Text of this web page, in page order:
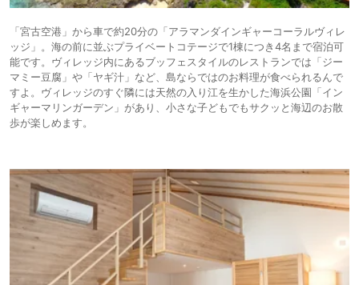
「宮古空港」から車で約20分の「アラマンダインギャーコーラルヴィレ
ッジ」。海の前に並ぶプライベートコテージで1棟につき4名まで宿泊可
能です。ヴィレッジ内にあるブッフェスタイルのレストランでは「ジー
マミー豆腐」や「ヤギ汁」など、島ならではのお料理が食べられるんで
すよ。ヴィレッジのすぐ隣には天然の入り江を生かした海浜公園「イン
ギャーマリンガーデン」があり、小さな子どもでもサクッと海辺のお散
歩が楽しめます。